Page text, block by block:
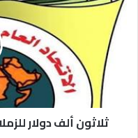
ثلاثون ألف دولار